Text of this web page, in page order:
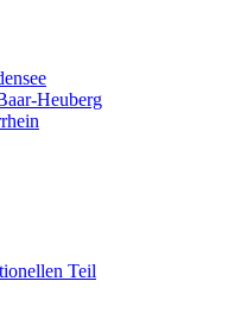
Heuberg
Teil